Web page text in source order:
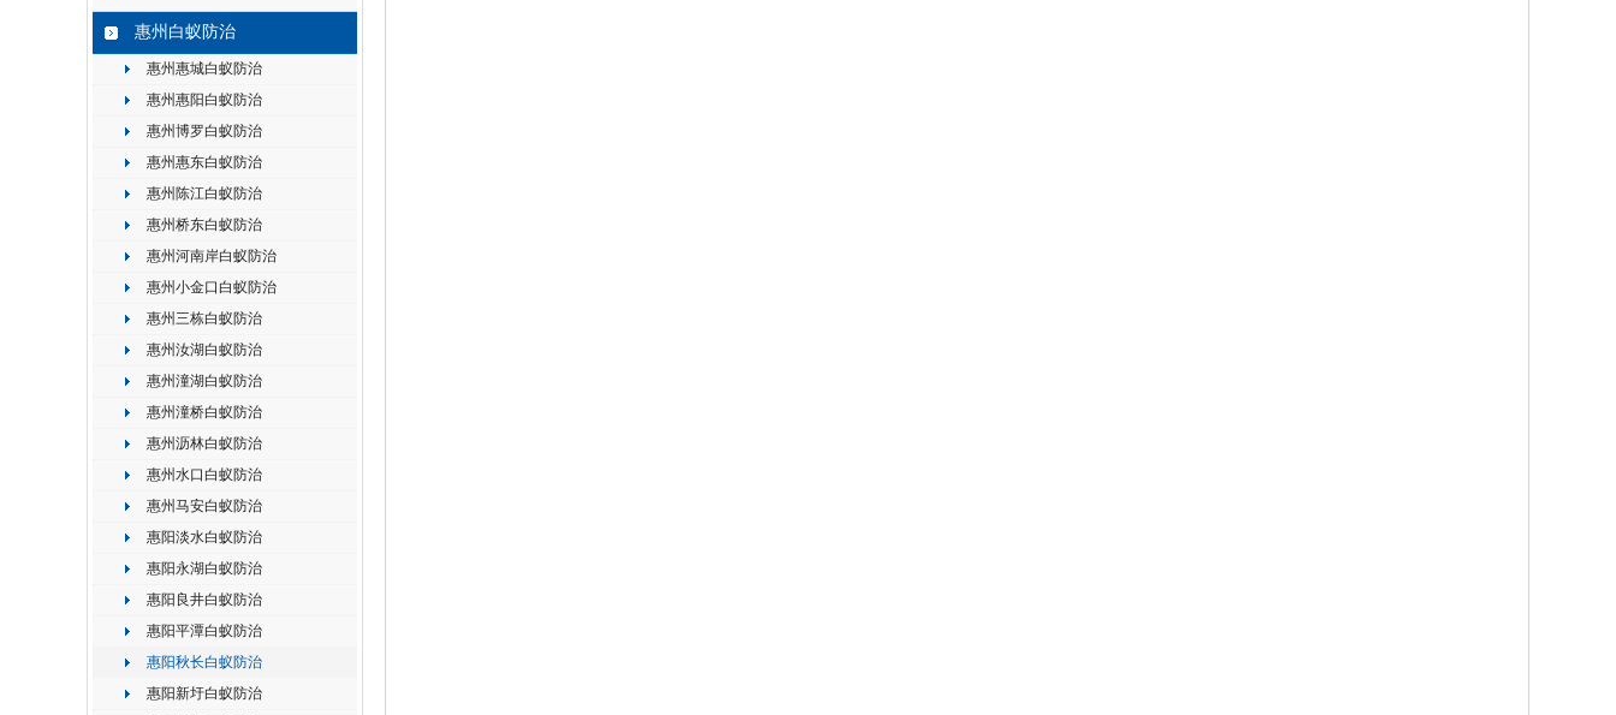
惠州白蚁防治
惠州惠城白蚁防治
惠州惠阳白蚁防治
惠州博罗白蚁防治
惠州惠东白蚁防治
惠州陈江白蚁防治
惠州桥东白蚁防治
惠州河南岸白蚁防治
惠州小金口白蚁防治
惠州三栋白蚁防治
惠州汝湖白蚁防治
惠州潼湖白蚁防治
惠州潼桥白蚁防治
惠州沥林白蚁防治
惠州水口白蚁防治
惠州马安白蚁防治
惠阳淡水白蚁防治
惠阳永湖白蚁防治
惠阳良井白蚁防治
惠阳平潭白蚁防治
惠阳秋长白蚁防治
惠阳新圩白蚁防治